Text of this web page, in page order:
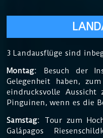
3 Landausflüge sind
Montag: Besuch der
Gelegenheit haben,
eindrucksvolle Aussicht
Pinguinen, wenn es die
Samstag: Tour zum
Galápagos